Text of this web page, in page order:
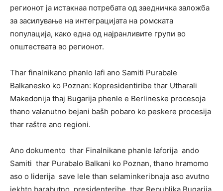
регионот ја истакнаа потребата од заедничка заложба
за засилување на интеграцијата на ромската
популација, како една од најранливите групи во
општествата во регионот.
Thar finalnikano phanlo lafi ano Samiti Purabale
Balkanesko ko Poznan: Kopresidentiribe thar Utharali
Makedonija thaj Bugarija phenle e Berlineske procesoja
thano valanutno bejani bašh pobaro ko peskere procesija
thar raštre ano regioni.
Ano dokumento thar Finalnikane phanle laforija ando
Samiti thar Purabalo Balkani ko Poznan, thano hramomo
aso o liderija save lele than selaminkeribnaja aso avutno